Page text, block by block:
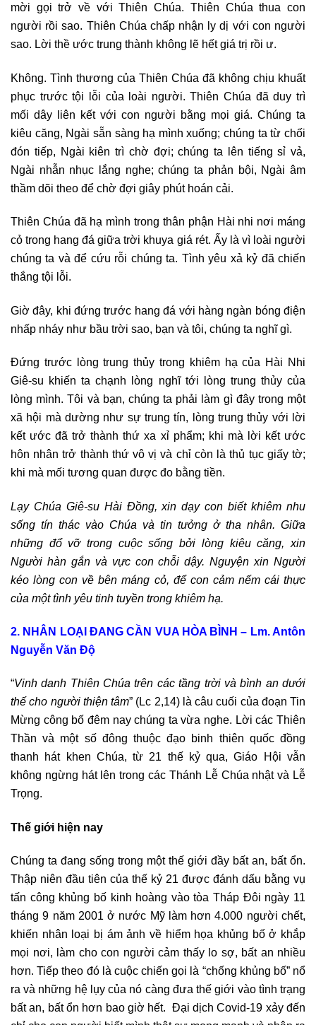
mời gọi trở về với Thiên Chúa. Thiên Chúa thua con
người rồi sao. Thiên Chúa chấp nhận ly dị với con người
sao. Lời thề ước trung thành không lẽ hết giá trị rồi ư.
Không. Tình thương của Thiên Chúa đã không chịu khuất
phục trước tội lỗi của loài người. Thiên Chúa đã duy trì
mối dây liên kết với con người bằng mọi giá. Chúng ta
kiêu căng, Ngài sẵn sàng hạ mình xuống; chúng ta từ chối
đón tiếp, Ngài kiên trì chờ đợi; chúng ta lên tiếng sỉ vả,
Ngài nhẫn nhục lắng nghe; chúng ta phản bội, Ngài âm
thầm dõi theo để chờ đợi giây phút hoán cải.
Thiên Chúa đã hạ mình trong thân phận Hài nhi nơi máng
cỏ trong hang đá giữa trời khuya giá rét. Ấy là vì loài người
chúng ta và để cứu rỗi chúng ta. Tình yêu xả kỷ đã chiến
thắng tội lỗi.
Giờ đây, khi đứng trước hang đá với hàng ngàn bóng điện
nhấp nháy như bầu trời sao, bạn và tôi, chúng ta nghĩ gì.
Đứng trước lòng trung thủy trong khiêm hạ của Hài Nhi
Giê-su khiến ta chạnh lòng nghĩ tới lòng trung thủy của
lòng mình. Tôi và bạn, chúng ta phải làm gì đây trong một
xã hội mà dường như sự trung tín, lòng trung thủy với lời
kết ước đã trở thành thứ xa xỉ phẩm; khi mà lời kết ước
hôn nhân trở thành thứ vô vị và chỉ còn là thủ tục giấy tờ;
khi mà mối tương quan được đo bằng tiền.
Lạy Chúa Giê-su Hài Đồng, xin dạy con biết khiêm nhu
sống tín thác vào Chúa và tin tưởng ở tha nhân. Giữa
những đổ vỡ trong cuộc sống bởi lòng kiêu căng, xin
Người hàn gắn và vực con chỗi dậy. Nguyện xin Người
kéo lòng con về bên máng cỏ, để con cảm nếm cái thực
của một tình yêu tinh tuyền trong khiêm hạ.
2. NHÂN LOẠI ĐANG CẦN VUA HÒA BÌNH – Lm. Antôn
Nguyễn Văn Độ
“Vinh danh Thiên Chúa trên các tầng trời và bình an dưới
thế cho người thiện tâm” (Lc 2,14) là câu cuối của đoạn Tin
Mừng công bố đêm nay chúng ta vừa nghe. Lời các Thiên
Thần và một số đông thuộc đạo binh thiên quốc đồng
thanh hát khen Chúa, từ 21 thế kỷ qua, Giáo Hội vẫn
không ngừng hát lên trong các Thánh Lễ Chúa nhật và Lễ
Trọng.
Thế giới hiện nay
Chúng ta đang sống trong một thế giới đầy bất an, bất ổn.
Thập niên đầu tiên của thế kỷ 21 được đánh dấu bằng vụ
tấn công khủng bố kinh hoàng vào tòa Tháp Đôi ngày 11
tháng 9 năm 2001 ở nước Mỹ làm hơn 4.000 người chết,
khiến nhân loại bị ám ảnh về hiểm họa khủng bố ở khắp
mọi nơi, làm cho con người cảm thấy lo sợ, bất an nhiều
hơn. Tiếp theo đó là cuộc chiến gọi là “chống khủng bố” nổ
ra và những hệ lụy của nó càng đưa thế giới vào tình trạng
bất an, bất ổn hơn bao giờ hết. Đại dịch Covid-19 xảy đến